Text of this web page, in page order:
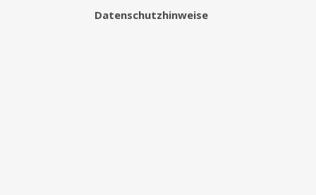
Datenschutzhinweise